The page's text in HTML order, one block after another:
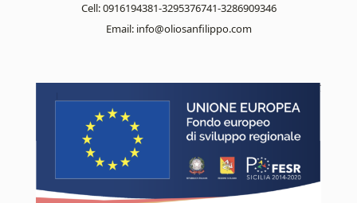
Cell: 0916194381-3295376741-3286909346
Email: info@oliosanfilippo.com